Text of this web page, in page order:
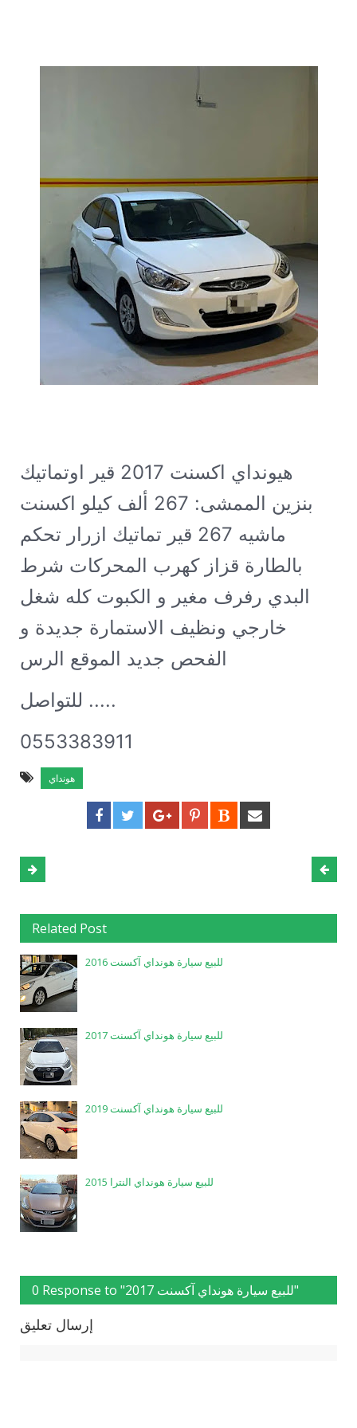
هيونداي اكسنت 2017 قير اوتماتيك
بنزين الممشى: 267 ألف كيلو
اكسنت
2017 ماشيه 267 قير تماتيك ازرار تحكم
بالطارة قزاز كهرب المحركات شرط
البدي رفرف مغير و الكبوت كله شغل
خارجي ونظيف الاستمارة جديدة و
الفحص جديد الموقع الرس
للتواصل .....
0553383911
هونداي
Related Post
للبيع سيارة هونداي آكسنت 2016
للبيع سيارة هونداي آكسنت 2017
للبيع سيارة هونداي آكسنت 2019
للبيع سيارة هونداي النترا 2015
0 Response to "للبيع سيارة هونداي آكسنت 2017"
إرسال تعليق